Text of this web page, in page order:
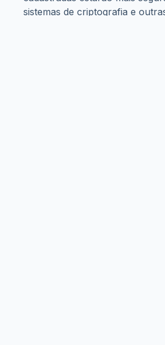
Políticas de Privacidade